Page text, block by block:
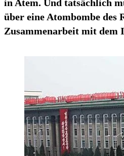
in Atem. Und tatsächlich
über eine Atombombe des
Zusammenarbeit mit dem